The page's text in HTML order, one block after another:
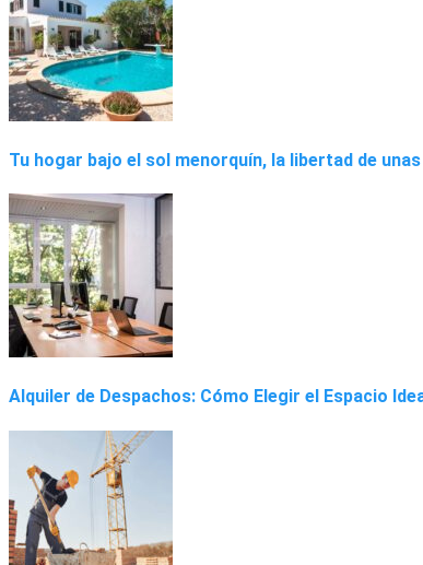
Tu hogar bajo el sol menorquín, la libertad de
Alquiler de Despachos: Cómo Elegir el Espacio